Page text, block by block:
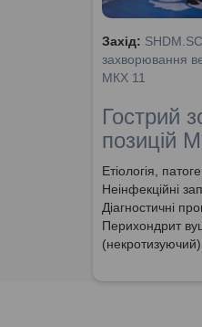
Захід:
захворювання
МКХ 11
Гострий
позицій
Етіологія,
Неінфекційні
Діагностичні
Перихондрит
(некротизуючий)